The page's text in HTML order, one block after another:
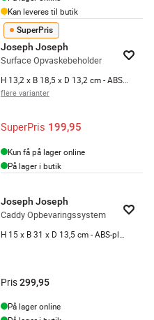
Kan leveres til butik
SuperPris
Joseph Joseph
Surface Opvaskebeholder
flere varianter
SuperPris 199,95
Kun få på lager online
På lager i butik
Joseph Joseph
Caddy Opbevaringssystem
Pris299,95
På lager online